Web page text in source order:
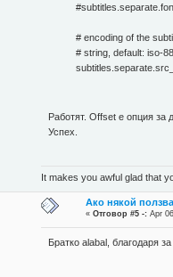
# encoding of the
# string, default: iso-
Работят. Offset е опция за
Успех.
It makes you awful glad that
Ако някой
«Отговор #5 -: Apr
Братко alabal, благодаря